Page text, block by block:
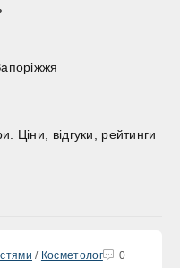
Ціни, відгуки, рейтинги
/ Косметолог 0